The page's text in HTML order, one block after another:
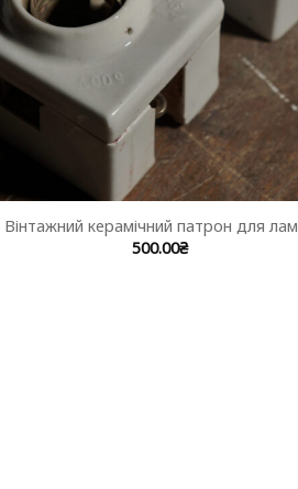
Вінтажний керамічний патрон для
500.00₴